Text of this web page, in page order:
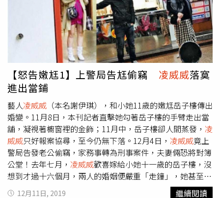
「不能協調分歧」。
【怒告嫩尪1】上警局告尪偷竊 凌威威落寞
進出當鋪
藝人凌威威 （本名謝伊琪），和小她11歲的嫩尪岳子樓傳出
婚變。11月8日，本刊記者直擊她勾著岳子樓的手臂走出當
舖，凝視著櫥窗裡的金飾；11月中，岳子樓卻人間蒸發， 凌
威威只好報案協尋，至今仍無下落。12月4日， 凌威威竟上
警局告發老公偷竊，家務事轉為刑事案件，夫妻倆恐將對簿
公堂！去年七月， 凌威威歡喜嫁給小她十一歲的岳子樓，沒
想到才過十六個月，兩人的婚姻便嚴重「走鐘」，她甚至控
訴「這根本是一場騙局」。原來，婚後
才知道，夫家
12月11日, 2019 繼續閱讀